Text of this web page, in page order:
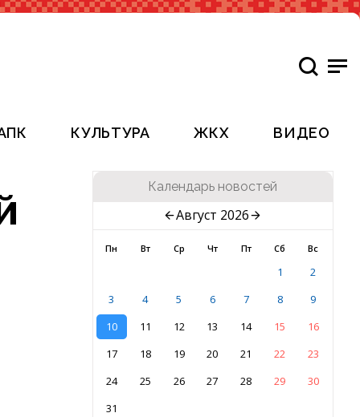
КУЛЬТУРА ЖКХ ВИДЕО
Календарь новостей
Август 2026
Пн Вт Ср Чт Пт Сб Вс
1
2
3
4 5 6 7 8
9
10
11 12 13 14 15
16
17
18 19 20 21 22
23
24
25 26 27 28 29
30
31